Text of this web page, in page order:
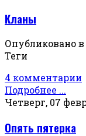
Кланы
Опубликовано в
Теги
4 комментарии
Подробнее ...
Четверг, 07
Опять пятерка